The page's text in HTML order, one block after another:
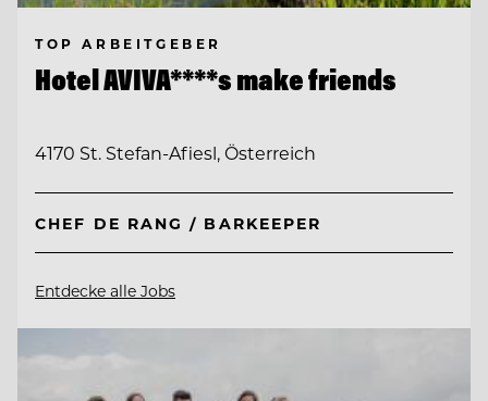
TOP ARBEITGEBER
Hotel AVIVA****s make friends
4170 St. Stefan-Afiesl, Österreich
CHEF DE RANG / BARKEEPER
Entdecke alle Jobs